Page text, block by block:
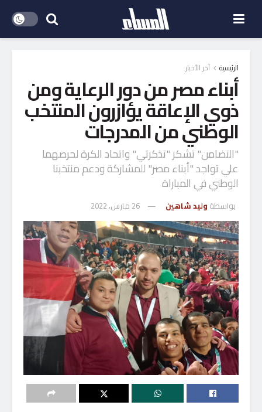
الرئيسية آخر الأخبار
أبناء مصر من دور الرعاية ومن
ذوي الإعاقة يؤازرون المنتخب
الوطني من المدرجات
"التضامن" تشكر "تذكرتي" واتحاد الكرة لحرصهما
علي تواجد "أبناء مصر" للمشاركة ودعم منتخبنا
الوطني في المباراة
بواسطة وليد شاهين 26 مارس، 2022